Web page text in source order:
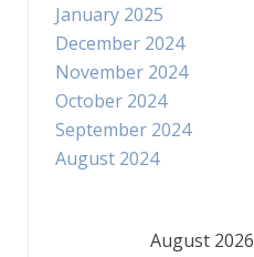
January 2025
December 2024
November 2024
October 2024
September 2024
August 2024
August 2026